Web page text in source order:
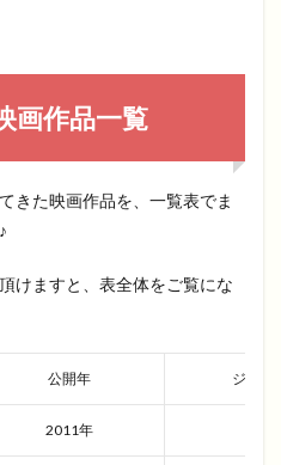
画作品一覧
きた映画作品を、一覧表でま
けますと、表全体をご覧にな
公開年 ジャン
2011年